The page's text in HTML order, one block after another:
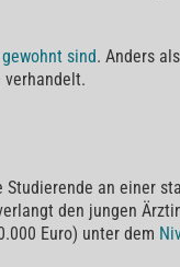
sind. Anders
verhandelt.
Studierende an einer
den jungen
Euro) unter dem